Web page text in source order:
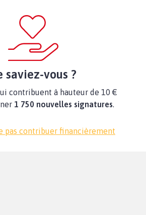
saviez-vous ?
contribuent à hauteur de 10 €
1 750 nouvelles signatures.
pas contribuer financièrement